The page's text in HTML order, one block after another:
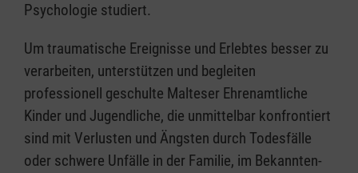
Psychologie studiert.
Um traumatische Ereignisse und Erlebtes besser zu
verarbeiten, unterstützen und begleiten
professionell geschulte Malteser Ehrenamtliche
Kinder und Jugendliche, die unmittelbar konfrontiert
sind mit Verlusten und Ängsten durch Todesfälle
oder schwere Unfälle in der Familie, im Bekannten-